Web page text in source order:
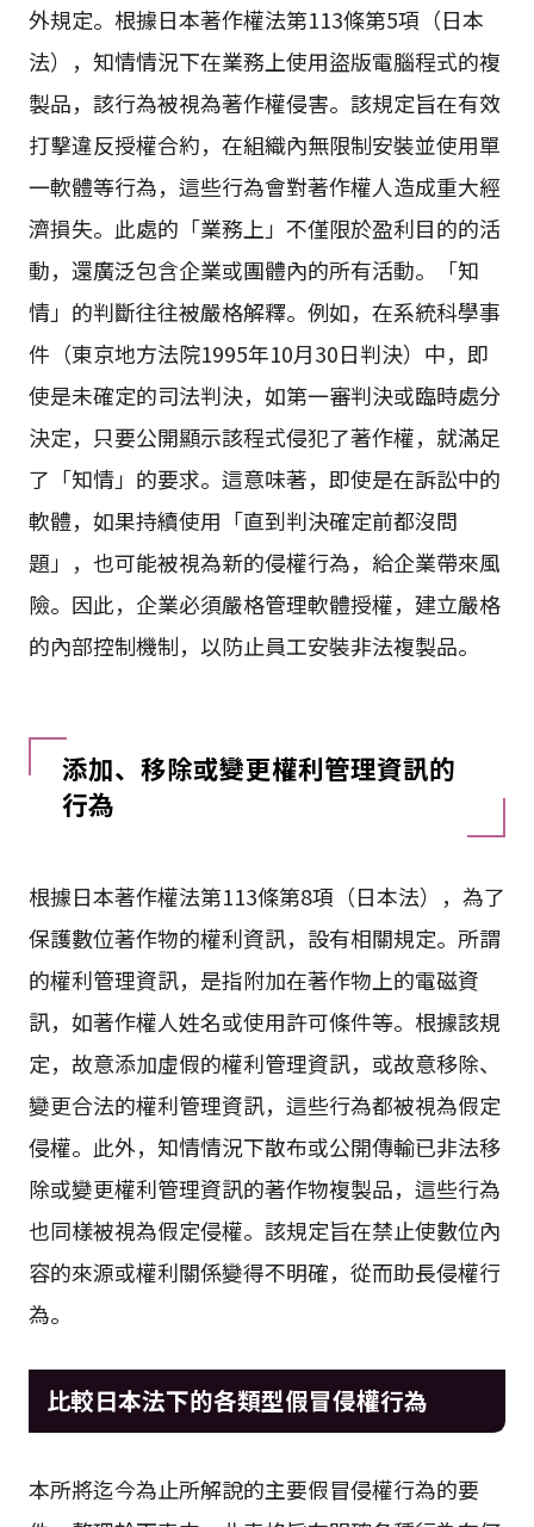
外規定。根據日本著作權法第113條第5項（日本
法），知情情況下在業務上使用盜版電腦程式的複
製品，該行為被視為著作權侵害。該規定旨在有效
打擊違反授權合約，在組織內無限制安裝並使用單
一軟體等行為，這些行為會對著作權人造成重大經
濟損失。此處的「業務上」不僅限於盈利目的的活
動，還廣泛包含企業或團體內的所有活動。「知
情」的判斷往往被嚴格解釋。例如，在系統科學事
件（東京地方法院1995年10月30日判決）中，即
使是未確定的司法判決，如第一審判決或臨時處分
決定，只要公開顯示該程式侵犯了著作權，就滿足
了「知情」的要求。這意味著，即使是在訴訟中的
軟體，如果持續使用「直到判決確定前都沒問
題」，也可能被視為新的侵權行為，給企業帶來風
險。因此，企業必須嚴格管理軟體授權，建立嚴格
的內部控制機制，以防止員工安裝非法複製品。
添加、移除或變更權利管理資訊的
行為
根據日本著作權法第113條第8項（日本法），為了
保護數位著作物的權利資訊，設有相關規定。所謂
的權利管理資訊，是指附加在著作物上的電磁資
訊，如著作權人姓名或使用許可條件等。根據該規
定，故意添加虛假的權利管理資訊，或故意移除、
變更合法的權利管理資訊，這些行為都被視為假定
侵權。此外，知情情況下散布或公開傳輸已非法移
除或變更權利管理資訊的著作物複製品，這些行為
也同樣被視為假定侵權。該規定旨在禁止使數位內
容的來源或權利關係變得不明確，從而助長侵權行
為。
比較日本法下的各類型假冒侵權行為
本所將迄今為止所解說的主要假冒侵權行為的要